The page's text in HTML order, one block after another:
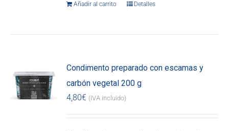
Añadir al carrito Detalles
Condimento preparado con escamas y
carbón vegetal 200 g
4,80€ (IVA incluido)